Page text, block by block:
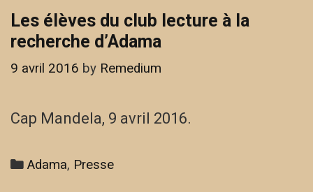
Les élèves du club lecture à la
recherche d’Adama
9 avril 2016 by Remedium
Cap Mandela, 9 avril 2016.
Categories
Adama, Presse